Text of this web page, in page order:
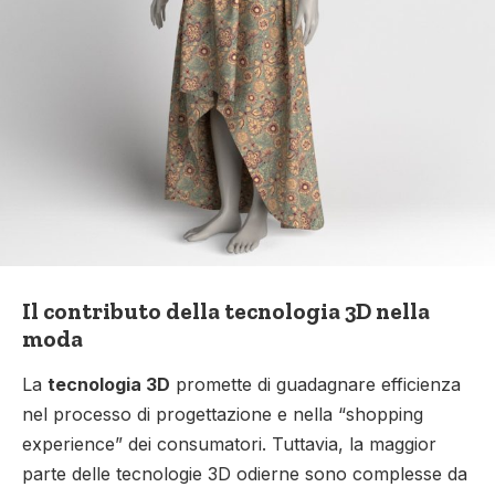
Il contributo della tecnologia 3D nella
moda
La tecnologia 3D promette di guadagnare efficienza
nel processo di progettazione e nella “shopping
experience” dei consumatori. Tuttavia, la maggior
parte delle tecnologie 3D odierne sono complesse da